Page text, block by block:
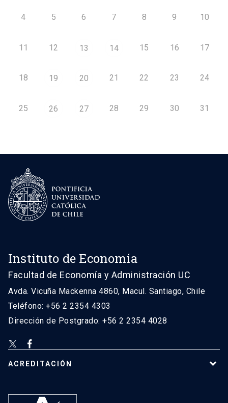
4 5 6 7 8 9 10
11 12 13 14 15 16 17
18 19 20 21 22 23 24
25 26 27 28 29 30 31
Instituto de Economía
Facultad de Economía y Administración UC
Avda. Vicuña Mackenna 4860, Macul. Santiago, Chile
Teléfono: +56 2 2354 4303
Dirección de Postgrado: +56 2 2354 4028
ACREDITACIÓN